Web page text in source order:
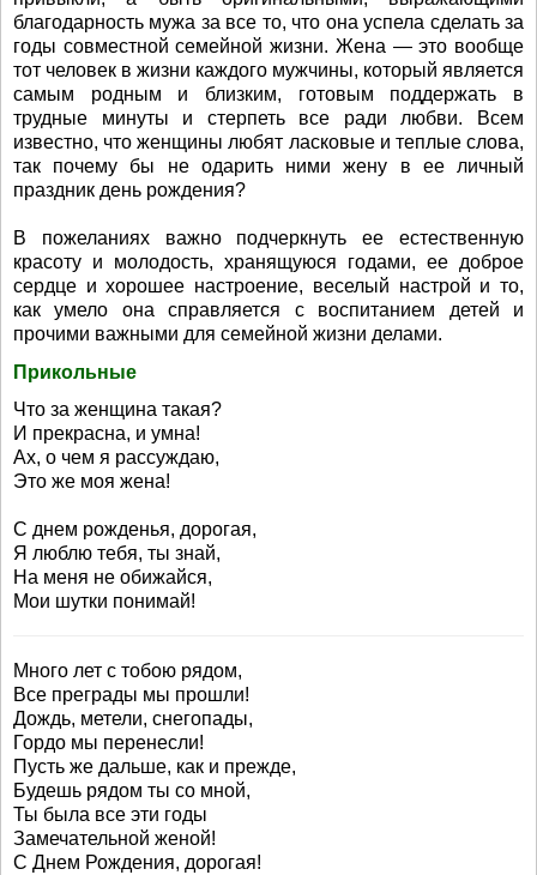
благодарность мужа за все то, что она успела сделать за
годы совместной семейной жизни. Жена — это вообще
тот человек в жизни каждого мужчины, который является
самым родным и близким, готовым поддержать в
трудные минуты и стерпеть все ради любви. Всем
известно, что женщины любят ласковые и теплые слова,
так почему бы не одарить ними жену в ее личный
праздник день рождения?
В пожеланиях важно подчеркнуть ее естественную
красоту и молодость, хранящуюся годами, ее доброе
сердце и хорошее настроение, веселый настрой и то,
как умело она справляется с воспитанием детей и
прочими важными для семейной жизни делами.
Прикольные
Что за женщина такая?
И прекрасна, и умна!
Ах, о чем я рассуждаю,
Это же моя жена!
С днем рожденья, дорогая,
Я люблю тебя, ты знай,
На меня не обижайся,
Мои шутки понимай!
Много лет с тобою рядом,
Все преграды мы прошли!
Дождь, метели, снегопады,
Гордо мы перенесли!
Пусть же дальше, как и прежде,
Будешь рядом ты со мной,
Ты была все эти годы
Замечательной женой!
С Днем Рождения, дорогая!